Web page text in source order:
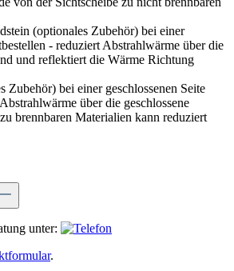
(optionales Zubehör) bei einer
- reduziert Abstrahlwärme über die
und reflektiert die Wärme Richtung
Zubehör) bei einer geschlossenen Seite
über die geschlossene
brennbaren Materialien kann reduziert
unter:
.